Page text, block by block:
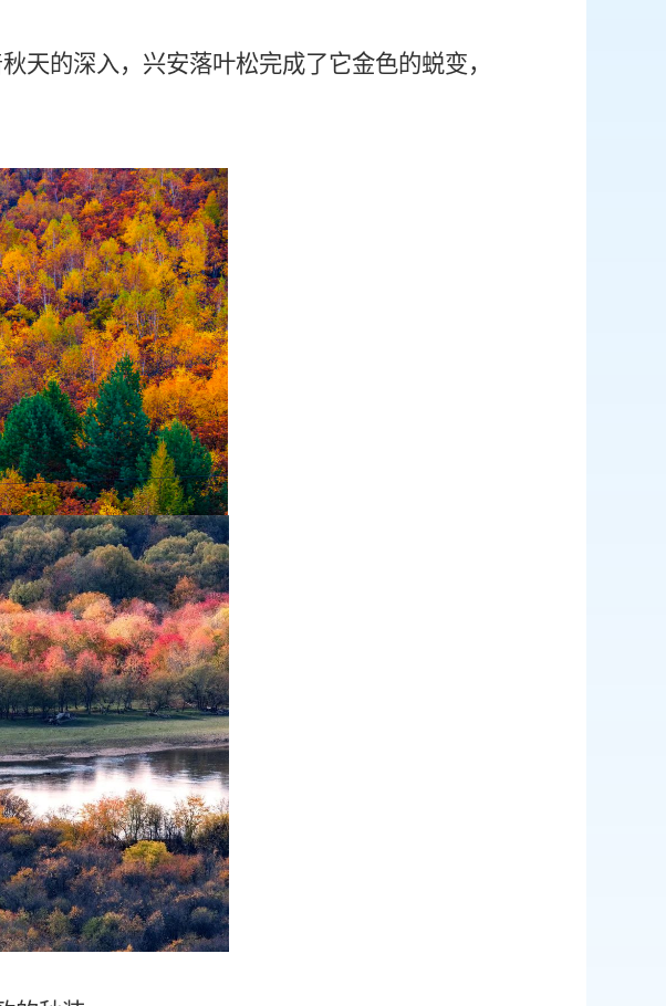
天的深入，兴安落叶松完成了它金色的蜕变，